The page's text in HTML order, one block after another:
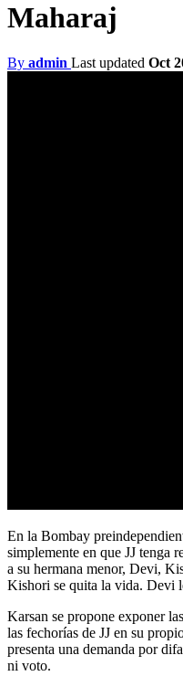
Maharaj
By admin Last updated Oct
En la Bombay
simplemente en que JJ tenga
a su hermana menor, Devi,
Kishori se quita la vida. Devi
Karsan se propone exponer
las fechorías de JJ en su
presenta una demanda por
ni voto.